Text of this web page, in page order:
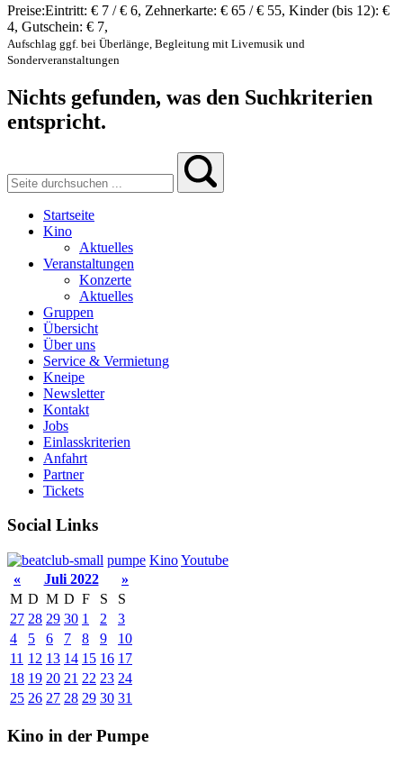
Preise:Eintritt: € 7 / € 6, Zehnerkarte: € 65 / € 55, Kinder (bis 12): €
4, Gutschein: € 7,
Aufschlag ggf. bei Überlänge, Begleitung mit Livemusik und
Sonderveranstaltungen
Nichts gefunden, was den Suchkriterien
entspricht.
Startseite
Kino
Aktuelles
Veranstaltungen
Konzerte
Aktuelles
Gruppen
Übersicht
Über uns
Service & Vermietung
Kneipe
Newsletter
Kontakt
Jobs
Einlasskriterien
Anfahrt
Partner
Tickets
Social Links
pumpe KinoYoutube
«
Juli 2022
»
M D M D F S
S
27 28 29 30 1 2
3
4
5 6 7 8 9
10
11 12 13 14 15 16 17
18 19 20 21 22 23 24
25 26 27 28 29 30 31
Kino in der Pumpe